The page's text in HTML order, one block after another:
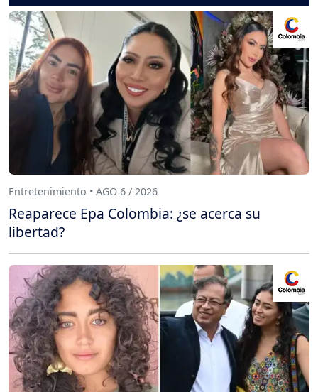
Entretenimiento • AGO 6 / 2026
Reaparece Epa Colombia: ¿se acerca su
libertad?